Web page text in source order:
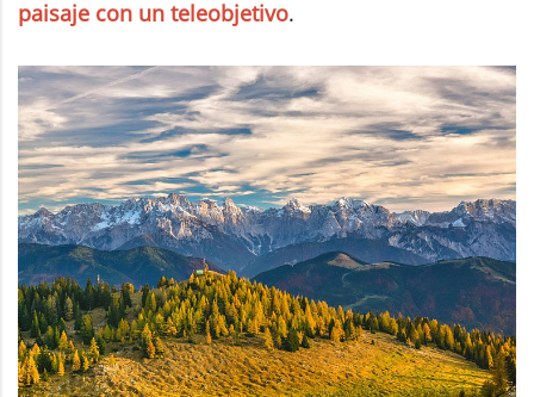
paisaje con un teleobjetivo.